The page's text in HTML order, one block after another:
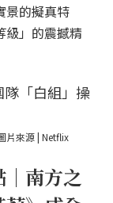
景的擬真特
級」的震撼精
片來源 | Netflix
｜南方之